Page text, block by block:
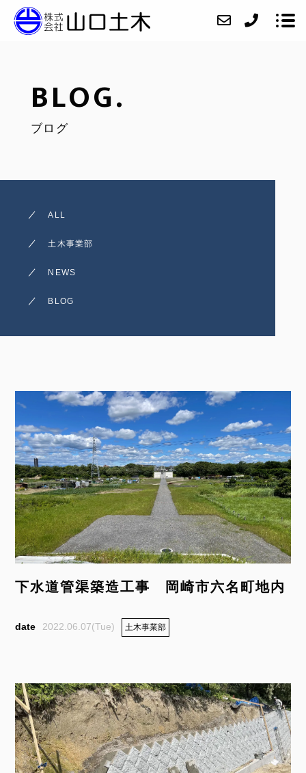
BLOG.
ブログ
ALL
土木事業部
NEWS
BLOG
下水道管渠築造工事 岡崎市六名町地内
2022.06.07(Tue) 土木事業部